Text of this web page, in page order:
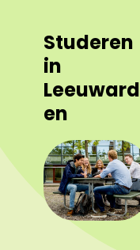
Studeren
in
Leeuward
en